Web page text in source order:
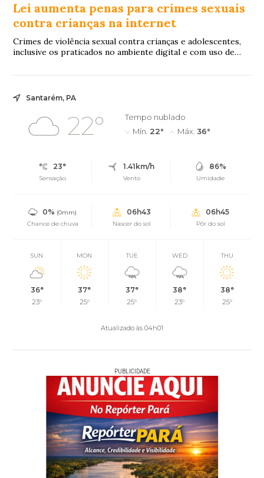
Lei aumenta penas para crimes sexuais
contra crianças na internet
Crimes de violência sexual contra crianças e adolescentes,
inclusive os praticados no ambiente digital e com uso de
Santarém, PA
22°
Tempo nublado
Mín. 22° Máx. 36°
23°
Sensação
1.41km/h
Vento
86%
Umidade
0% (0mm)
Chance de chuva
06h43
Nascer do sol
06h45
Pôr do sol
SUN
36°
23°
MON
37°
25°
TUE
37°
25°
WED
38°
23°
THU
38°
25°
Atualizado às 04h01
PUBLICIDADE